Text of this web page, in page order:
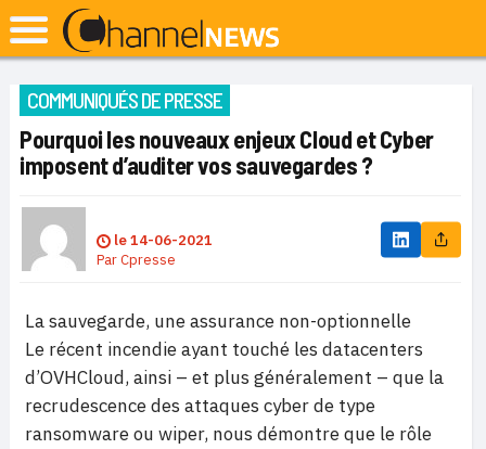
COMMUNIQUÉS DE PRESSE
Pourquoi les nouveaux enjeux Cloud et Cyber
imposent d’auditer vos sauvegardes ?
le14-06-2021
ParCpresse
La sauvegarde, une assurance non-optionnelle
Le récent incendie ayant touché les datacenters
d’OVHCloud, ainsi – et plus généralement – que la
recrudescence des attaques cyber de type
ransomware ou wiper, nous démontre que le rôle